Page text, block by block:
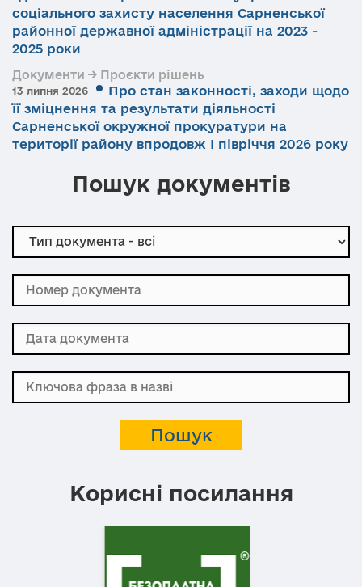
соціального захисту населення Сарненської
районної державної адміністрації на 2023 -
2025 роки
Документи → Проєкти рішень
13 липня 2026
Про стан законності, заходи щодо
її зміцнення та результати діяльності
Сарненської окружної прокуратури на
території району впродовж І півріччя 2026 року
Пошук документів
Корисні посилання